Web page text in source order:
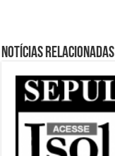
Notícias relacionadas